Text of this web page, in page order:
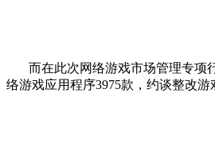
而在此次网络游戏市场管理专项
络游戏应用程序3975款，约谈整改游